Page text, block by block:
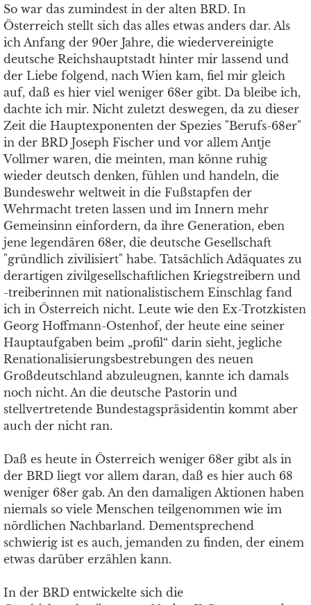
So war das zumindest in der alten BRD. In
Österreich stellt sich das alles etwas anders dar. Als
ich Anfang der 90er Jahre, die wiedervereinigte
deutsche Reichshauptstadt hinter mir lassend und
der Liebe folgend, nach Wien kam, fiel mir gleich
auf, daß es hier viel weniger 68er gibt. Da bleibe ich,
dachte ich mir. Nicht zuletzt deswegen, da zu dieser
Zeit die Hauptexponenten der Spezies "Berufs-68er"
in der BRD Joseph Fischer und vor allem Antje
Vollmer waren, die meinten, man könne ruhig
wieder deutsch denken, fühlen und handeln, die
Bundeswehr weltweit in die Fußstapfen der
Wehrmacht treten lassen und im Innern mehr
Gemeinsinn einfordern, da ihre Generation, eben
jene legendären 68er, die deutsche Gesellschaft
"gründlich zivilisiert" habe. Tatsächlich Adäquates zu
derartigen zivilgesellschaftlichen Kriegstreibern und
-treiberinnen mit nationalistischem Einschlag fand
ich in Österreich nicht. Leute wie den Ex-Trotzkisten
Georg Hoffmann-Ostenhof, der heute eine seiner
Hauptaufgaben beim „profil“ darin sieht, jegliche
Renationalisierungsbestrebungen des neuen
Großdeutschland abzuleugnen, kannte ich damals
noch nicht. An die deutsche Pastorin und
stellvertretende Bundestagspräsidentin kommt aber
auch der nicht ran.
Daß es heute in Österreich weniger 68er gibt als in
der BRD liegt vor allem daran, daß es hier auch 68
weniger 68er gab. An den damaligen Aktionen haben
niemals so viele Menschen teilgenommen wie im
nördlichen Nachbarland. Dementsprechend
schwierig ist es auch, jemanden zu finden, der einem
etwas darüber erzählen kann.
In der BRD entwickelte sich die